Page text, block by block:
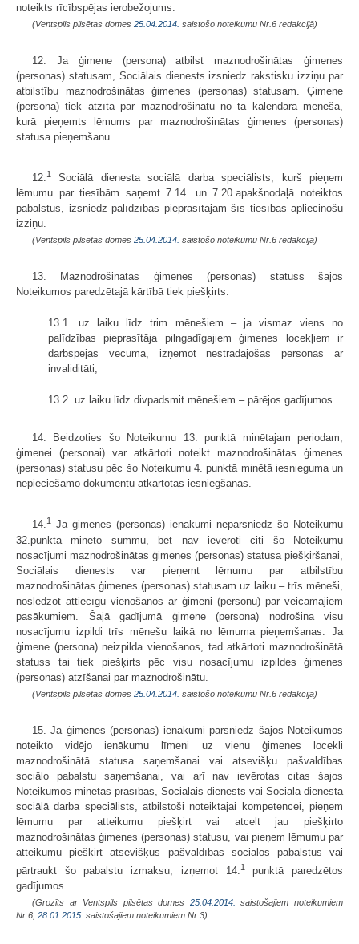
noteikts rīcībspējas ierobežojums.
(Ventspils pilsētas domes 25.04.2014. saistošo noteikumu Nr.6 redakcijā)
12. Ja ģimene (persona) atbilst maznodrošinātas ģimenes
(personas) statusam, Sociālais dienests izsniedz rakstisku izziņu par
atbilstību maznodrošinātas ģimenes (personas) statusam. Ģimene
(persona) tiek atzīta par maznodrošinātu no tā kalendārā mēneša,
kurā pieņemts lēmums par maznodrošinātas ģimenes (personas)
statusa pieņemšanu.
12.1
Sociālā dienesta sociālā darba speciālists, kurš pieņem
lēmumu par tiesībām saņemt 7.14. un 7.20.apakšnodaļā noteiktos
pabalstus, izsniedz palīdzības pieprasītājam šīs tiesības apliecinošu
izziņu.
(Ventspils pilsētas domes 25.04.2014. saistošo noteikumu Nr.6 redakcijā)
13. Maznodrošinātas ģimenes (personas) statuss šajos
Noteikumos paredzētajā kārtībā tiek piešķirts:
13.1. uz laiku līdz trim mēnešiem – ja vismaz viens no
palīdzības pieprasītāja pilngadīgajiem ģimenes locekļiem ir
darbspējas vecumā, izņemot nestrādājošas personas ar
invaliditāti;
13.2. uz laiku līdz divpadsmit mēnešiem – pārējos gadījumos.
14. Beidzoties šo Noteikumu 13. punktā minētajam periodam,
ģimenei (personai) var atkārtoti noteikt maznodrošinātas ģimenes
(personas) statusu pēc šo Noteikumu 4. punktā minētā iesnieguma un
nepieciešamo dokumentu atkārtotas iesniegšanas.
14.1
Ja ģimenes (personas) ienākumi nepārsniedz šo Noteikumu
32.punktā minēto summu, bet nav ievēroti citi šo Noteikumu
nosacījumi maznodrošinātas ģimenes (personas) statusa piešķiršanai,
Sociālais dienests var pieņemt lēmumu par atbilstību
maznodrošinātas ģimenes (personas) statusam uz laiku – trīs mēneši,
noslēdzot attiecīgu vienošanos ar ģimeni (personu) par veicamajiem
pasākumiem. Šajā gadījumā ģimene (persona) nodrošina visu
nosacījumu izpildi trīs mēnešu laikā no lēmuma pieņemšanas. Ja
ģimene (persona) neizpilda vienošanos, tad atkārtoti maznodrošinātā
statuss tai tiek piešķirts pēc visu nosacījumu izpildes ģimenes
(personas) atzīšanai par maznodrošinātu.
(Ventspils pilsētas domes 25.04.2014. saistošo noteikumu Nr.6 redakcijā)
15. Ja ģimenes (personas) ienākumi pārsniedz šajos Noteikumos
noteikto vidējo ienākumu līmeni uz vienu ģimenes locekli
maznodrošinātā statusa saņemšanai vai atsevišķu pašvaldības
sociālo pabalstu saņemšanai, vai arī nav ievērotas citas šajos
Noteikumos minētās prasības, Sociālais dienests vai Sociālā dienesta
sociālā darba speciālists, atbilstoši noteiktajai kompetencei, pieņem
lēmumu par atteikumu piešķirt vai atcelt jau piešķirto
maznodrošinātas ģimenes (personas) statusu, vai pieņem lēmumu par
atteikumu piešķirt atsevišķus pašvaldības sociālos pabalstus vai
pārtraukt šo pabalstu izmaksu, izņemot 14. 1punktā paredzētos
gadījumos.
(Grozīts ar Ventspils pilsētas domes 25.04.2014.
saistošajiem noteikumiem
Nr.6; 28.01.2015. saistošajiem noteikumiem Nr.3)